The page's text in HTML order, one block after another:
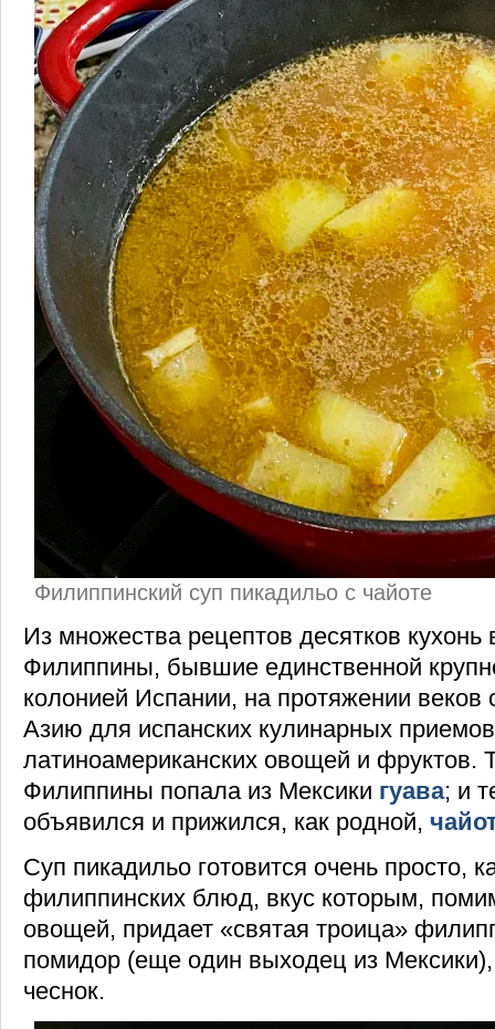
Филиппинский суп пикадильо с чайоте
Из множества рецептов десятков кухонь
Филиппины, бывшие единственной
колонией Испании, на протяжении веков
Азию для испанских кулинарных
латиноамериканских овощей и фруктов.
Филиппины попала из Мексики гуава; и
объявился и прижился, как родной,
Суп пикадильо готовится очень просто,
филиппинских блюд, вкус которым,
овощей, придает «святая троица»
помидор (еще один выходец из
чеснок.